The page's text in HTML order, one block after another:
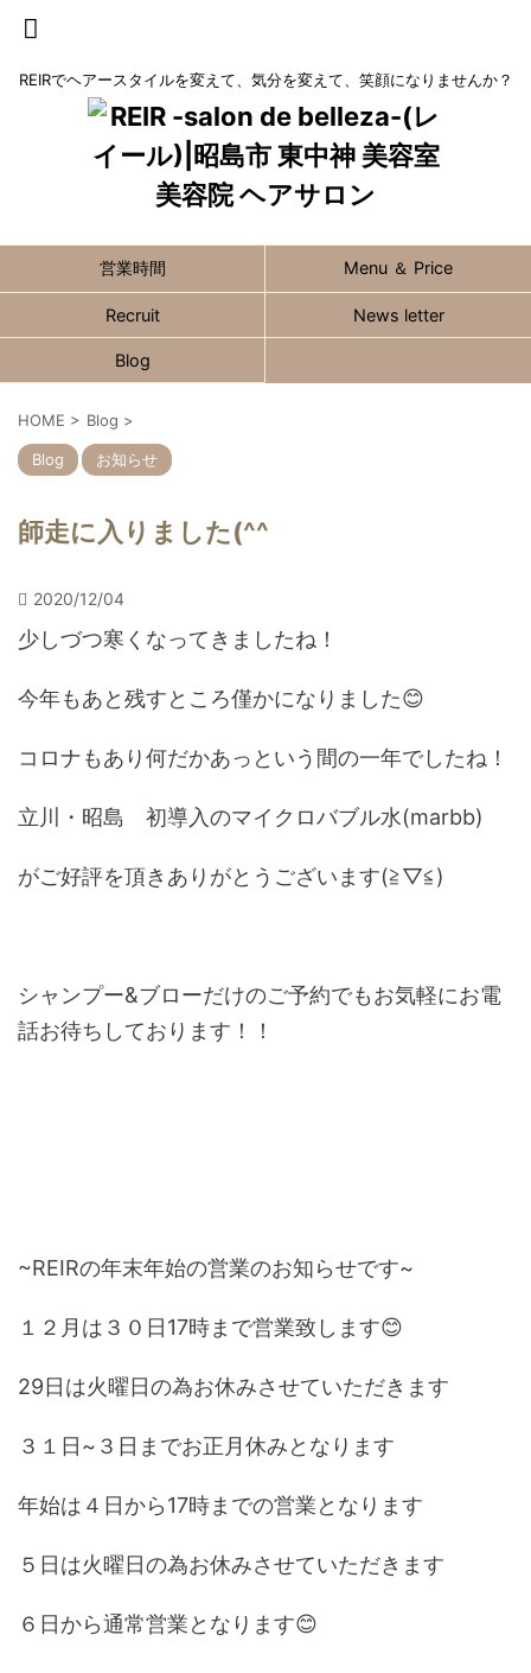
REIRでヘアースタイルを変えて、気分を変えて、笑顔になりませんか？
営業時間 Menu ＆ Price
Recruit News letter
Blog
HOME > Blog >
Blog お知らせ
師走に入りました(^^
2020/12/04
少しづつ寒くなってきましたね！
今年もあと残すところ僅かになりました😊
コロナもあり何だかあっという間の一年でしたね！
立川・昭島 初導入のマイクロバブル水(marbb)
がご好評を頂きありがとうございます(≧▽≦)
シャンプー&ブローだけのご予約でもお気軽にお電
話お待ちしております！！
~REIRの年末年始の営業のお知らせです~
１２月は３０日17時まで営業致します😊
29日は火曜日の為お休みさせていただきます
３１日~３日までお正月休みとなります
年始は４日から17時までの営業となります
５日は火曜日の為お休みさせていただきます
６日から通常営業となります😊